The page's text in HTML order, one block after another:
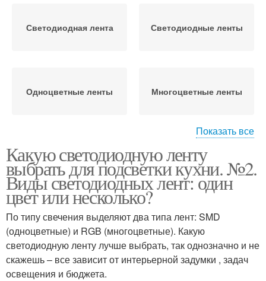
Светодиодная лента Светодиодные ленты
Одноцветные ленты Многоцветные ленты
Ленты на кухне
подсветка
Показать все
Какую светодиодную ленту
выбрать для подсветки кухни. №2.
Виды светодиодных лент: один
цвет или несколько?
По типу свечения выделяют два типа лент: SMD
(одноцветные) и RGB (многоцветные). Какую
светодиодную ленту лучше выбрать, так однозначно и не
скажешь – все зависит от интерьерной задумки , задач
освещения и бюджета.